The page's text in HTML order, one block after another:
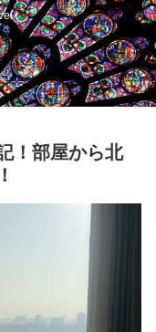
！部屋から北